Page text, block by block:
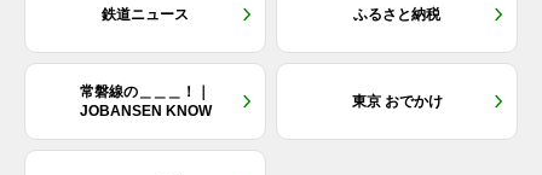
鉄道ニュース ふるさと納税
常磐線の＿＿＿！｜
JOBANSEN KNOW
東京 おでかけ